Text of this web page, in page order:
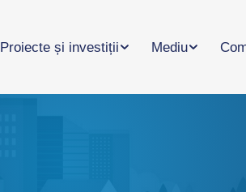
Proiecte și investiții Mediu